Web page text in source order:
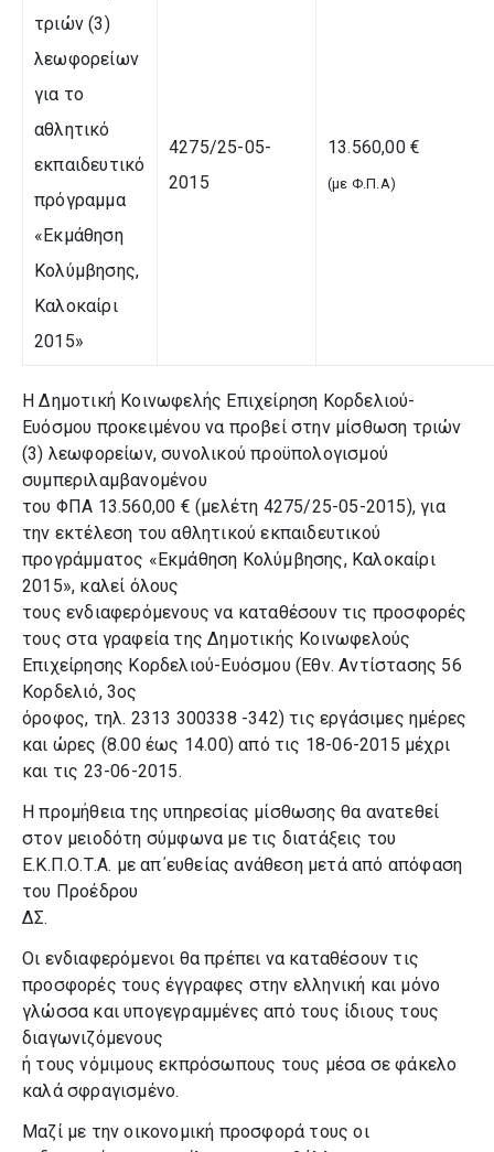
τριών (3)
λεωφορείων
για το
αθλητικό
εκπαιδευτικό
πρόγραμμα
«Εκμάθηση
Κολύμβησης,
Καλοκαίρι
2015»
4275/25-05-
2015
13.560,00 €
(με Φ.Π.Α)
Η Δημοτική Κοινωφελής Επιχείρηση Κορδελιού-
Ευόσμου προκειμένου να προβεί στην μίσθωση τριών
(3) λεωφορείων, συνολικού προϋπολογισμού
συμπεριλαμβανομένου
του ΦΠΑ 13.560,00 € (μελέτη 4275/25-05-2015), για
την εκτέλεση του αθλητικού εκπαιδευτικού
προγράμματος «Εκμάθηση Κολύμβησης, Καλοκαίρι
2015», καλεί όλους
τους ενδιαφερόμενους να καταθέσουν τις προσφορές
τους στα γραφεία της Δημοτικής Κοινωφελούς
Επιχείρησης Κορδελιού-Ευόσμου (Εθν. Αντίστασης 56
Κορδελιό, 3ος
όροφος, τηλ. 2313 300338 -342) τις εργάσιμες ημέρες
και ώρες (8.00 έως 14.00) από τις 18-06-2015 μέχρι
και τις 23-06-2015.
Η προμήθεια της υπηρεσίας μίσθωσης θα ανατεθεί
στον μειοδότη σύμφωνα με τις διατάξεις του
Ε.Κ.Π.Ο.Τ.Α. με απ΄ευθείας ανάθεση μετά από απόφαση
του Προέδρου
ΔΣ.
Οι ενδιαφερόμενοι θα πρέπει να καταθέσουν τις
προσφορές τους έγγραφες στην ελληνική και μόνο
γλώσσα και υπογεγραμμένες από τους ίδιους τους
διαγωνιζόμενους
ή τους νόμιμους εκπρόσωπους τους μέσα σε φάκελο
καλά σφραγισμένο.
Μαζί με την οικονομική προσφορά τους οι